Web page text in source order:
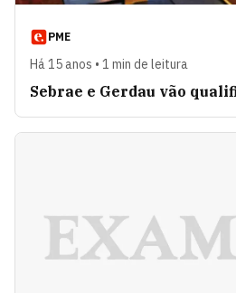
PME
Há 15 anos • 1 min de leitura
Sebrae e Gerdau vão